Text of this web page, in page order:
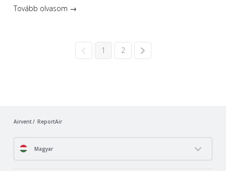
Tovább olvasom →
1 2
Airvent ReportAir
Magyar